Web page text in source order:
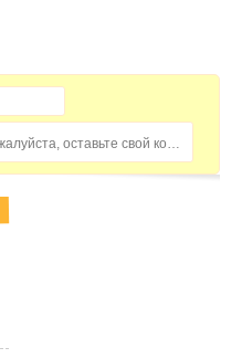
Домохозяйка, пожалуйста, оставьте свой комментарий...